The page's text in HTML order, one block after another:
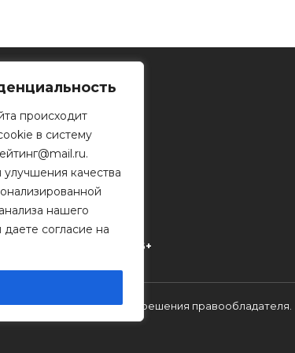
происходит
в систему
качества
нашего
согласие на
агентство
д. 32
предоставлены
правообладателями.
16+
информации только с разрешения правообладателя.